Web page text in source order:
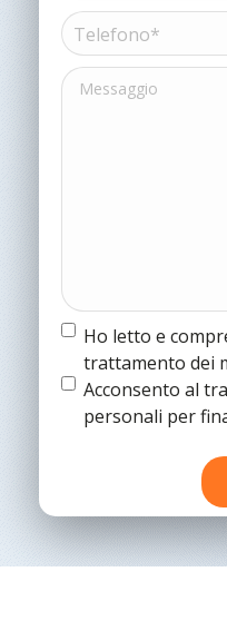
Telefono*
(Obbligatorio)
Messaggio
Termine
condizioni
Ho letto e
trattamento dei
Termine
condizioni
Acconsento al
personali per